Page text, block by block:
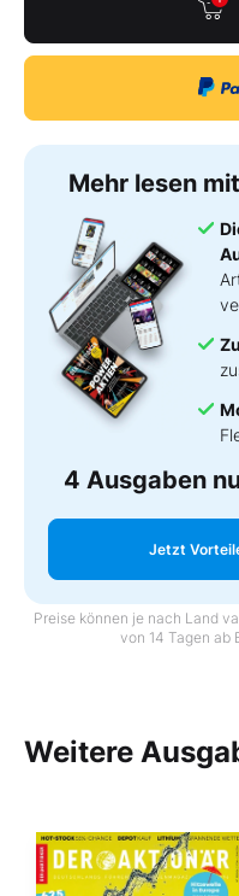
Mehr lesen
4 Ausgaben
Jetzt
Preise können je nach Land
von 14 Tagen ab
Weitere